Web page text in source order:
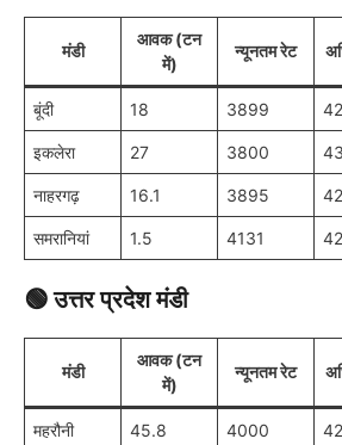
मंडी
आवक (टन
में)
न्यूनतम रेट
बूंदी 18 3899
इकलेरा 27 3800
नाहरगढ़ 16.1 3895
समरानियां 1.5 4131
🟢उत्तर प्रदेश मंडी
मंडी
आवक (टन
में)
न्यूनतम रेट
महरौनी 45.8 4000